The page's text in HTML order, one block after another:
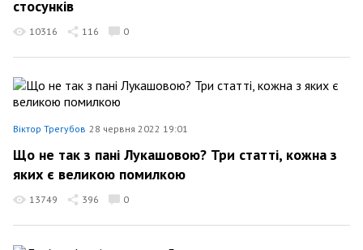
стосунків
10316 116 0
Віктор Трегубов 28 червня 2022 19:01
Що не так з пані Лукашовою? Три статті, кожна з
яких є великою помилкою
13749 396 0